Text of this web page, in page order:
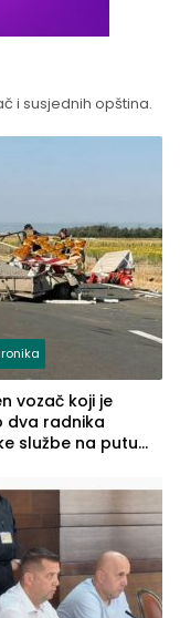
i susjednih opština.
vozač koji je
dva radnika
službe na putu